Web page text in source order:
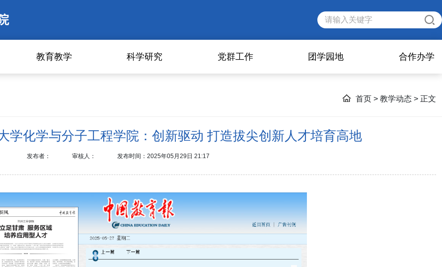
教育教学 科学研究 党群工作 团学园地 合作办学
首页 > 教学动态 > 正文
学化学与分子工程学院：创新驱动 打造拔尖创新人才培育高地
发布者： 审核人： 发布时间：2025年05月29日 21:17